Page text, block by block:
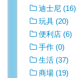
迪士尼 (16)
玩具 (20)
便利店 (6)
手作 (0)
生活 (37)
商場 (19)